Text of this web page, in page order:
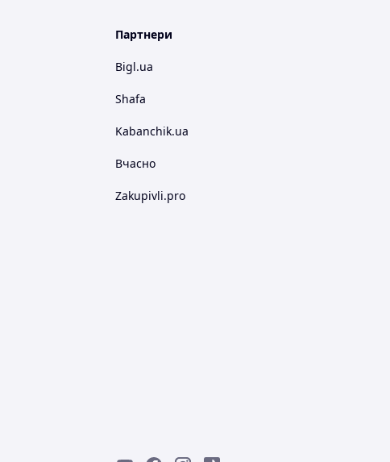
Партнери
Bigl.ua
Shafa
Kabanchik.ua
Вчасно
Zakupivli.pro